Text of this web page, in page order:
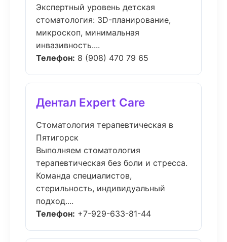
Экспертный уровень детская
стоматология: 3D-планирование,
микроскоп, минимальная
инвазивность....
Телефон: 8 (908) 470 79 65
Дентал Expert Care
Стоматология терапевтическая в
Пятигорск
Выполняем стоматология
терапевтическая без боли и стресса.
Команда специалистов,
стерильность, индивидуальный
подход....
Телефон: +7-929-633-81-44